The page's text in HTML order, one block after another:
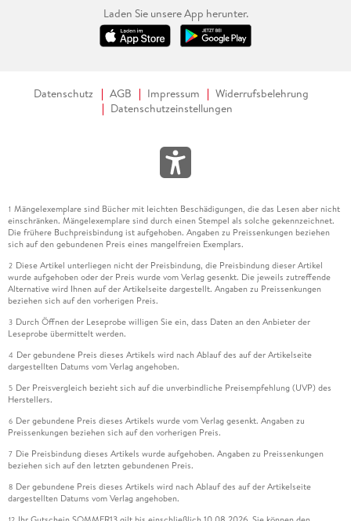
Laden Sie unsere App herunter.
Datenschutz AGB Impressum
Widerrufsbelehrung
Datenschutzeinstellungen
1 Mängelexemplare sind Bücher mit leichten Beschädigungen, die das Lesen aber nicht
einschränken. Mängelexemplare sind durch einen Stempel als solche gekennzeichnet.
Die frühere Buchpreisbindung ist aufgehoben. Angaben zu Preissenkungen beziehen
sich auf den gebundenen Preis eines mangelfreien Exemplars.
2 Diese Artikel unterliegen nicht der Preisbindung, die Preisbindung dieser Artikel
wurde aufgehoben oder der Preis wurde vom Verlag gesenkt. Die jeweils zutreffende
Alternative wird Ihnen auf der Artikelseite dargestellt. Angaben zu Preissenkungen
beziehen sich auf den vorherigen Preis.
3 Durch Öffnen der Leseprobe willigen Sie ein, dass Daten an den Anbieter der
Leseprobe übermittelt werden.
4 Der gebundene Preis dieses Artikels wird nach Ablauf des auf der Artikelseite
dargestellten Datums vom Verlag angehoben.
5 Der Preisvergleich bezieht sich auf die unverbindliche Preisempfehlung (UVP) des
Herstellers.
6 Der gebundene Preis dieses Artikels wurde vom Verlag gesenkt. Angaben zu
Preissenkungen beziehen sich auf den vorherigen Preis.
7 Die Preisbindung dieses Artikels wurde aufgehoben. Angaben zu Preissenkungen
beziehen sich auf den letzten gebundenen Preis.
8 Der gebundene Preis dieses Artikels wird nach Ablauf des auf der Artikelseite
dargestellten Datums vom Verlag angehoben.